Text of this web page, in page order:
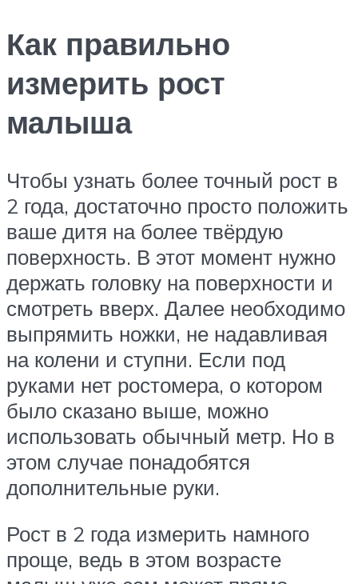
Как правильно
измерить рост
малыша
Чтобы узнать более точный рост в
2 года, достаточно просто положить
ваше дитя на более твёрдую
поверхность. В этот момент нужно
держать головку на поверхности и
смотреть вверх. Далее необходимо
выпрямить ножки, не надавливая
на колени и ступни. Если под
руками нет ростомера, о котором
было сказано выше, можно
использовать обычный метр. Но в
этом случае понадобятся
дополнительные руки.
Рост в 2 года измерить намного
проще, ведь в этом возрасте